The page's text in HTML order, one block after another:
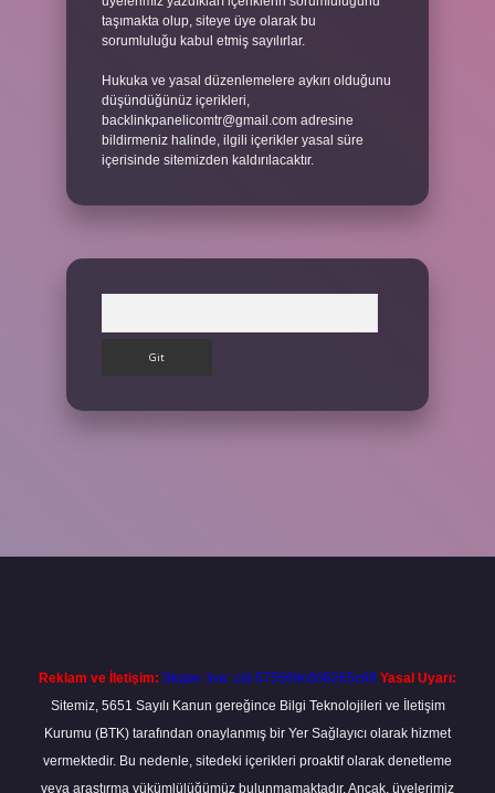
taşımakta olup, siteye üye olarak bu
sorumluluğu kabul etmiş sayılırlar.
Hukuka ve yasal düzenlemelere aykırı olduğunu
düşündüğünüz içerikleri,
backlinkpanelicomtr@gmail.com adresine
bildirmeniz halinde, ilgili içerikler yasal süre
içerisinde sitemizden kaldırılacaktır.
Reklam ve İletişim: Skype: live:.cid.575569c608265c69 Yasal Uyarı:
Sitemiz, 5651 Sayılı Kanun gereğince Bilgi Teknolojileri ve İletişim
Kurumu (BTK) tarafından onaylanmış bir Yer Sağlayıcı olarak hizmet
vermektedir. Bu nedenle, sitedeki içerikleri proaktif olarak denetleme
veya araştırma yükümlülüğümüz bulunmamaktadır. Ancak, üyelerimiz